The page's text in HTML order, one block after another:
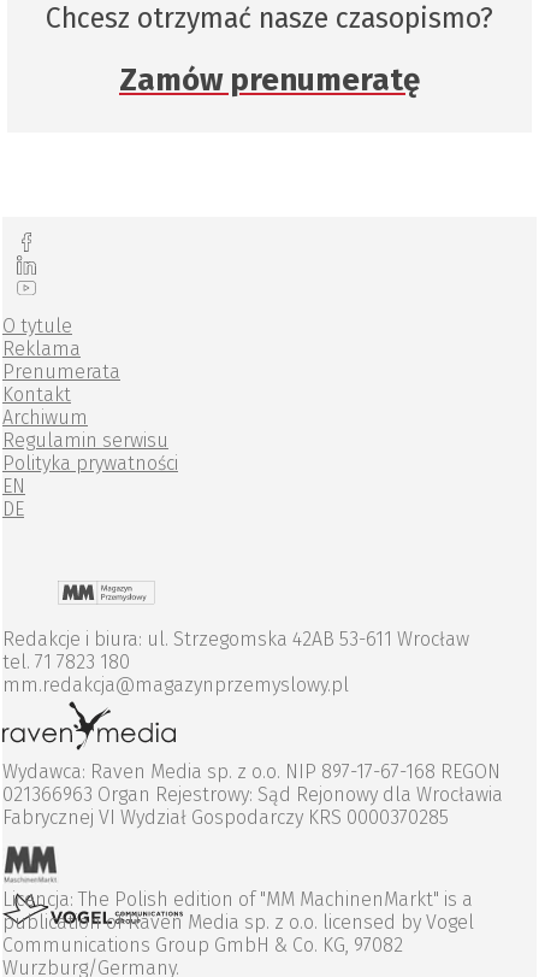
Chcesz otrzymać nasze czasopismo?
Zamów prenumeratę
O tytule
Reklama
Prenumerata
Kontakt
Archiwum
Regulamin serwisu
Polityka prywatności
EN
DE
Redakcje i biura: ul. Strzegomska 42AB 53-611 Wrocław
tel. 71 7823 180
mm.redakcja@magazynprzemyslowy.pl
Wydawca: Raven Media sp. z o.o. NIP 897-17-67-168 REGON
021366963 Organ Rejestrowy: Sąd Rejonowy dla Wrocławia
Fabrycznej VI Wydział Gospodarczy KRS 0000370285
Licencja: The Polish edition of "MM MachinenMarkt" is a
publication of Raven Media sp. z o.o. licensed by Vogel
Communications Group GmbH & Co. KG, 97082
Wurzburg/Germany.